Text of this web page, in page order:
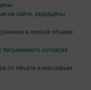
на сайте, защищены
в любом объеме
согласия
по печати и массовым